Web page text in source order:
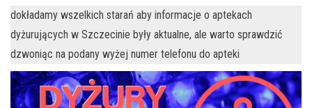
dokładamy wszelkich starań aby informacje o aptekach
dyżurujących w Szczecinie były aktualne, ale warto sprawdzić
dzwoniąc na podany wyżej numer telefonu do apteki